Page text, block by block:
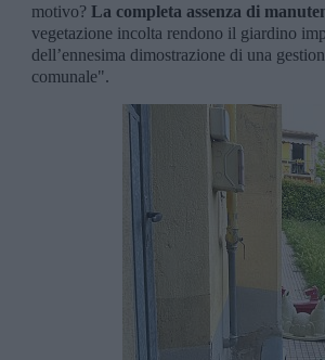
motivo? La completa assenza di
vegetazione incolta rendono il giardino
dell’ennesima dimostrazione di una
comunale".